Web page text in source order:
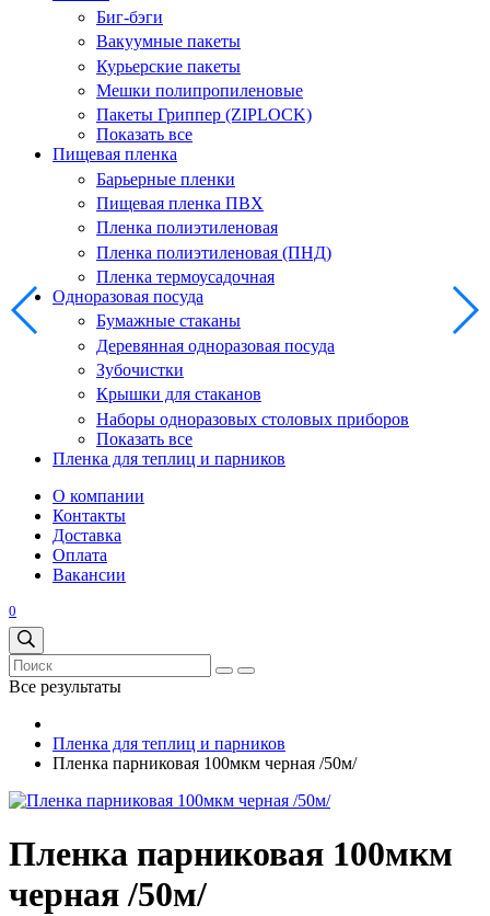
Биг-бэги
Вакуумные пакеты
Курьерские пакеты
Мешки полипропиленовые
Пакеты Гриппер (ZIPLOCK)
Показать все
Пищевая пленка
Барьерные пленки
Пищевая пленка ПВХ
Пленка полиэтиленовая
Пленка полиэтиленовая (ПНД)
Пленка термоусадочная
Одноразовая посуда
Бумажные стаканы
Деревянная одноразовая посуда
Зубочистки
Крышки для стаканов
Наборы одноразовых столовых приборов
Показать все
Пленка для теплиц и парников
О компании
Контакты
Доставка
Оплата
Вакансии
0
Все результаты
Пленка для теплиц и парников
Пленка парниковая 100мкм черная /50м/
Пленка парниковая 100мкм
черная /50м/